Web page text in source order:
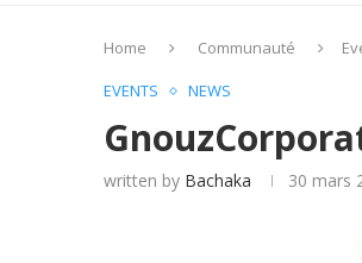
Home Communauté
EVENTS
NEWS
written by Bachaka 30 mars